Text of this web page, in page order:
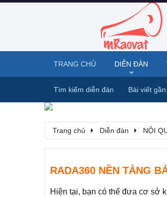
Trang chủ Diễn đàn NỘI
RADA360 NỀN TẢNG
Hiện tại, bạn có thể đưa cơ sở
TRANG CHỦ DIỄN ĐÀN
Tìm kiếm diễn đàn Bài viết